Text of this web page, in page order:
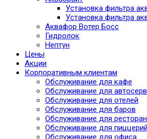
Установка фильтра
Установка фильтра
Аквафор Вотер Босс
Гидролок
Нептун
Цены
Акции
Корпоративным клиентам
Обслуживание для кафе
Обслуживание для
Обслуживание для отелей
Обслуживание для баров
Обслуживание для
Обслуживание для пиццерий
Обслуживание для офиса